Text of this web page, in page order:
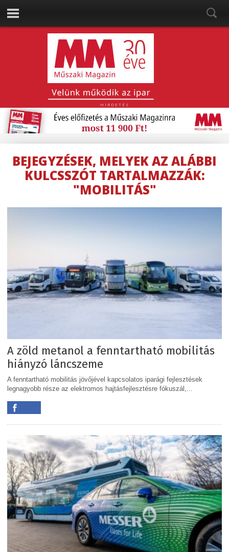
HIRDETÉS
BEJEGYZÉSEK, MELYEK AZ ALÁBBI
KULCSSZÓT TARTALMAZZÁK:
"MOBILITÁS"
A zöld metanol a fenntartható mobilitás
hiányzó láncszeme
A fenntartható mobilitás jövőjével kapcsolatos iparági fejlesztések
legnagyobb része az elektromos hajtásfejlesztésre fókuszál,...